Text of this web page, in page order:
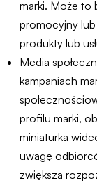
marki. Może to
promocyjny
produkty lub
Media
kampaniach
profilu marki,
miniaturka
uwagę
zwiększa